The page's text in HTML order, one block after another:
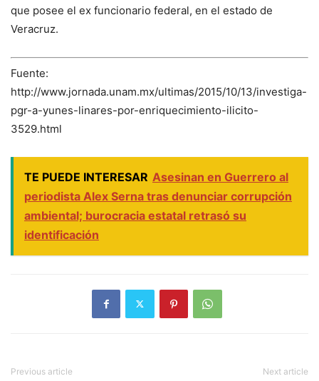
que posee el ex funcionario federal, en el estado de
Veracruz.
Fuente:
http://www.jornada.unam.mx/ultimas/2015/10/13/investiga-
pgr-a-yunes-linares-por-enriquecimiento-ilicito-
3529.html
TE PUEDE INTERESAR Asesinan en Guerrero al
periodista Alex Serna tras denunciar corrupción
ambiental; burocracia estatal retrasó su
identificación
Previous article Next article